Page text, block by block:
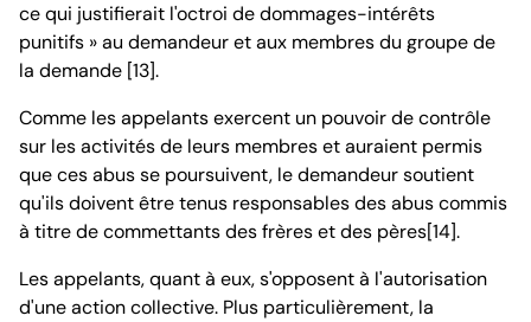
ce qui justifierait l'octroi de dommages-intérêts
punitifs » au demandeur et aux membres du groupe de
la demande [13].
Comme les appelants exercent un pouvoir de contrôle
sur les activités de leurs membres et auraient permis
que ces abus se poursuivent, le demandeur soutient
qu'ils doivent être tenus responsables des abus commis
à titre de commettants des frères et des pères[14].
Les appelants, quant à eux, s'opposent à l'autorisation
d'une action collective. Plus particulièrement, la